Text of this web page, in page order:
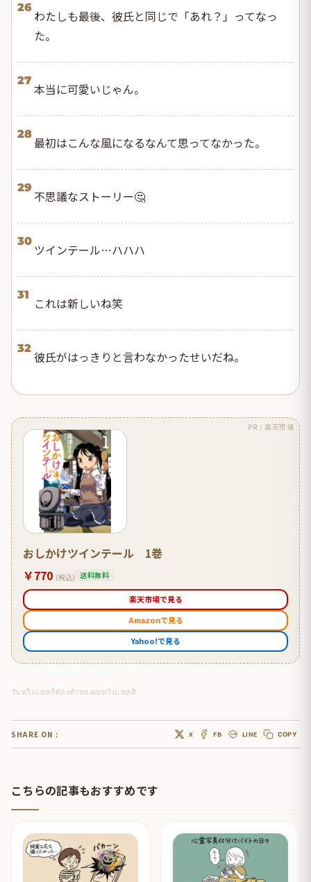
26
わたしも最後、彼氏と同じで「あれ？」ってなっ
た。
27
本当に可愛いじゃん。
28
最初はこんな風になるなんて思ってなかった。
29
不思議なストーリー🤔
30
ツインテール…ハハハ
31
これは新しいね笑
32
彼氏がはっきりと言わなかったせいだね。
PR / 楽天市場
おしかけツインテール 1巻
￥770 (税込) 送料無料
楽天市場で見る
Amazonで見る
Yahoo!で見る
วันทวินเทลก็ต้องทำทรงผมทวินเทลสิ
SHARE ON : X FB LINE COPY
こちらの記事もおすすめです